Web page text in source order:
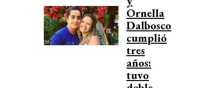
Ornella
Dalbosco
cumplió
tres
años:
tuvo